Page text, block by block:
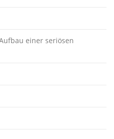
einer seriösen